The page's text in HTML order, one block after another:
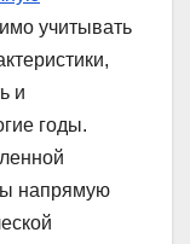
учитывать
и
годы.
напрямую